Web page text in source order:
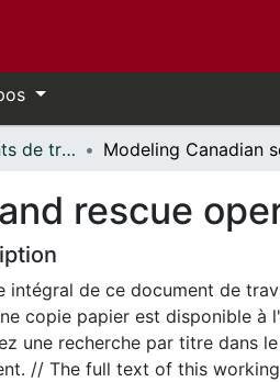
Telfer - Documents de travail // Telfer - Working Papers
rescue
intégral de ce document de
copie papier est disponible à
une recherche par titre dans
// The full text of this